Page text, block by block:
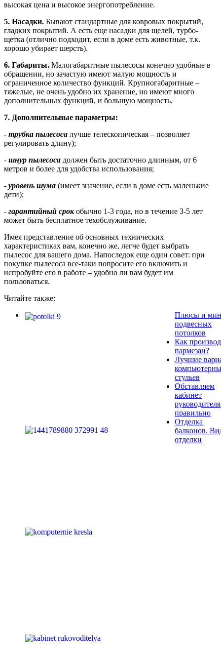
высокая цена и высокое энергопотребление.
5. Насадки. Бывают стандартные для ковровых покрытий,
гладких покрытий. А есть еще насадки для щелей, турбо-
щетка (отлично подходит, если в доме есть животные, т.к.
хорошо убирает шерсть).
6. Габариты. Малогабаритные пылесосы конечно удобные в
обращении, но зачастую имеют малую мощность и
ограниченное количество функций. Крупногабаритные –
тяжелые, не очень удобно их хранение, но имеют много
дополнительных функций, и большую мощность.
7. Дополнительные параметры:
- трубка пылесоса лучше телескопическая – позволяет
регулировать длину);
- шнур пылесоса должен быть достаточно длинным, от 6
метров и более для удобства использования;
- уровень шума (имеет значение, если в доме есть маленькие
дети);
- гарантийный срокобычно 1-3 года, но в течение 3-5 лет
может быть бесплатное техобслуживание.
Имея представление об основных технических
характеристиках вам, конечно же, легче будет выбрать
пылесос для вашего дома. Напоследок еще один совет: при
покупке пылесоса все-таки попросите его включить и
испробуйте его в работе – удобно ли вам будет им
пользоваться.
Читайте также:
Плюсы и
подвесных
потолков
Как
пармезан?
Лучшие
стульев
Обставляем
кабинет
руководителя
правильно
Отделка
балконов.
отделки